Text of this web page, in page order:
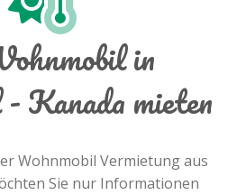
in
Kanada mieten
Wohnmobil Vermietung aus
Sie nur Informationen